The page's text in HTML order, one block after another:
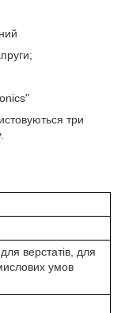
три
верстатів, для
умов